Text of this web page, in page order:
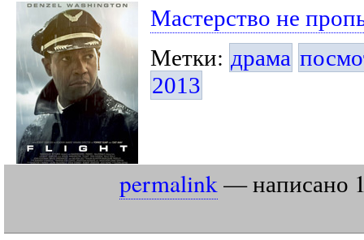
Мастерство не
Метки: драма
2013
permalink— написано